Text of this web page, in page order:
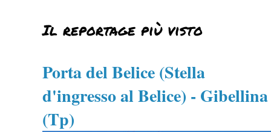
Il reportage più visto
Porta del Belice (Stella
d'ingresso al Belice) - Gibellina
(Tp)